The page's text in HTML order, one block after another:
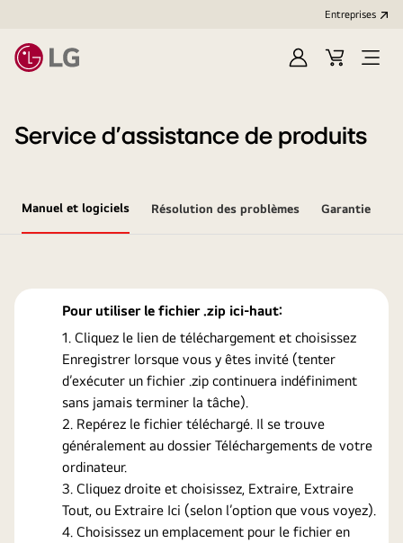
Entreprises​
OuvrirCart
Open
Service d’assistance de produits
Manuel et logiciels Résolution des problèmes Garantie
Pour utiliser le fichier .zip ici-haut:
Cliquez le lien de téléchargement et choisissez
Enregistrer lorsque vous y êtes invité (tenter
d’exécuter un fichier .zip continuera indéfiniment
sans jamais terminer la tâche).
Repérez le fichier téléchargé. Il se trouve
généralement au dossier Téléchargements de votre
ordinateur.
Cliquez droite et choisissez, Extraire, Extraire
Tout, ou Extraire Ici (selon l’option que vous voyez).
Choisissez un emplacement pour le fichier en